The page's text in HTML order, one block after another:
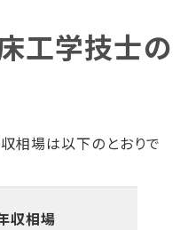
工学技士の
相場は以下のとおりで
収相場